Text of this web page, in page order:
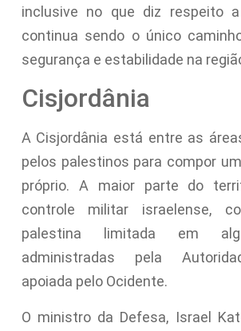
inclusive no que diz respeito
continua sendo o único
segurança e estabilidade na
Cisjordânia
A Cisjordânia está entre as
pelos palestinos para compor
próprio. A maior parte do
controle militar israelense,
palestina limitada em
administradas pela
apoiada pelo Ocidente.
O ministro da Defesa, Israel